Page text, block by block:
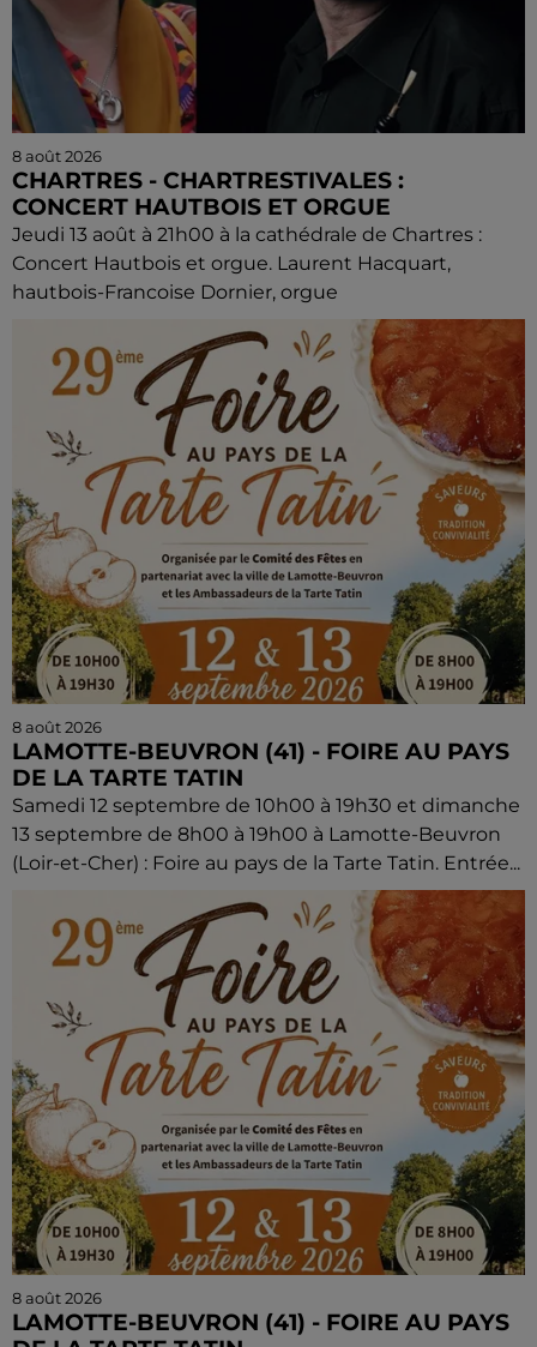
8 août 2026
CHARTRES - CHARTRESTIVALES :
CONCERT HAUTBOIS ET ORGUE
Jeudi 13 août à 21h00 à la cathédrale de Chartres :
Concert Hautbois et orgue. Laurent Hacquart,
hautbois-Francoise Dornier, orgue
8 août 2026
LAMOTTE-BEUVRON (41) - FOIRE AU PAYS
DE LA TARTE TATIN
Samedi 12 septembre de 10h00 à 19h30 et dimanche
13 septembre de 8h00 à 19h00 à Lamotte-Beuvron
(Loir-et-Cher) : Foire au pays de la Tarte Tatin. Entrée...
8 août 2026
LAMOTTE-BEUVRON (41) - FOIRE AU PAYS